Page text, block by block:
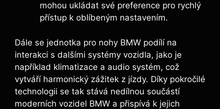
mohou ukládat své preference pro rychlý
přístup k oblíbeným nastavením.
Dále se jednotka pro nohy BMW podílí na
interakci s dalšími systémy vozidla, jako je
například klimatizace a audio systém, což
vytváří harmonický zážitek z jízdy. Díky pokročilé
technologii se tak stává nedílnou součástí
moderních vozidel BMW a přispívá k jejich